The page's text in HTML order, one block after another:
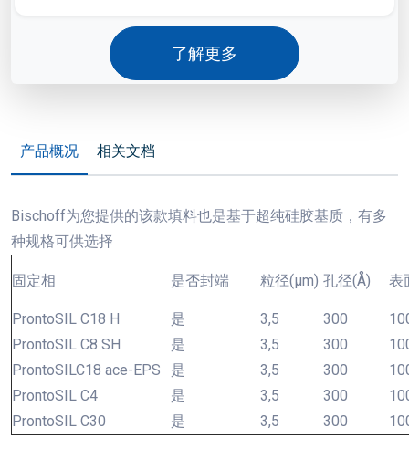
了解更多
产品概况 相关文档
Bischoff为您提供的该款填料也是基于超纯硅胶基质，有多
种规格可供选择
固定相 是否封端 粒径(µm) 孔径(Å) 表
ProntoSIL C18 H 是 3,5 300
ProntoSIL C8 SH
是 3,5 300
ProntoSILC18 ace-EPS
是 3,5 300
ProntoSIL C4
是 3,5 300
ProntoSIL C30
是 3,5 300